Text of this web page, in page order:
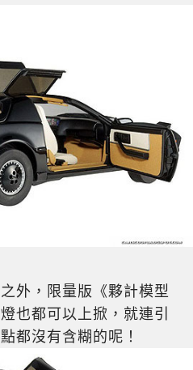
外，限量版《夥計模型
也都可以上掀，就連引
都沒有含糊的呢！